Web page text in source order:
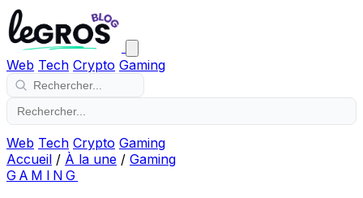
Web Tech Crypto Gaming
Web Tech Crypto Gaming
Accueil / À la une / Gaming
GAMING